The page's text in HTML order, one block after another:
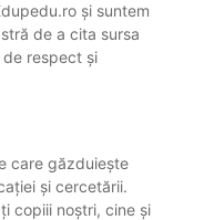
și suntem
de a cita sursa
respect și
care găzduiește
și cercetării.
copiii noștri, cine și